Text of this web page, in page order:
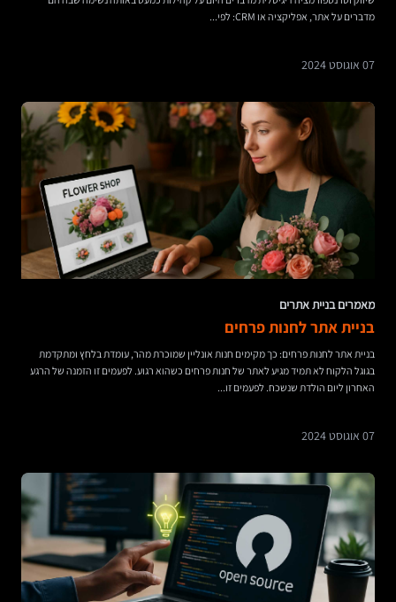
מדברים על אתר, אפליקציה או CRM: לפי...
07 אוגוסט 2024
מאמרים בניית אתרים
בניית אתר לחנות פרחים
בניית אתר לחנות פרחים: כך מקימים חנות אונליין שמוכרת מהר, עומדת בלחץ ומתקדמת
בגוגל הלקוח לא תמיד מגיע לאתר של חנות פרחים כשהוא רגוע. לפעמים זו הזמנה של הרגע
האחרון ליום הולדת שנשכח. לפעמים זו...
07 אוגוסט 2024